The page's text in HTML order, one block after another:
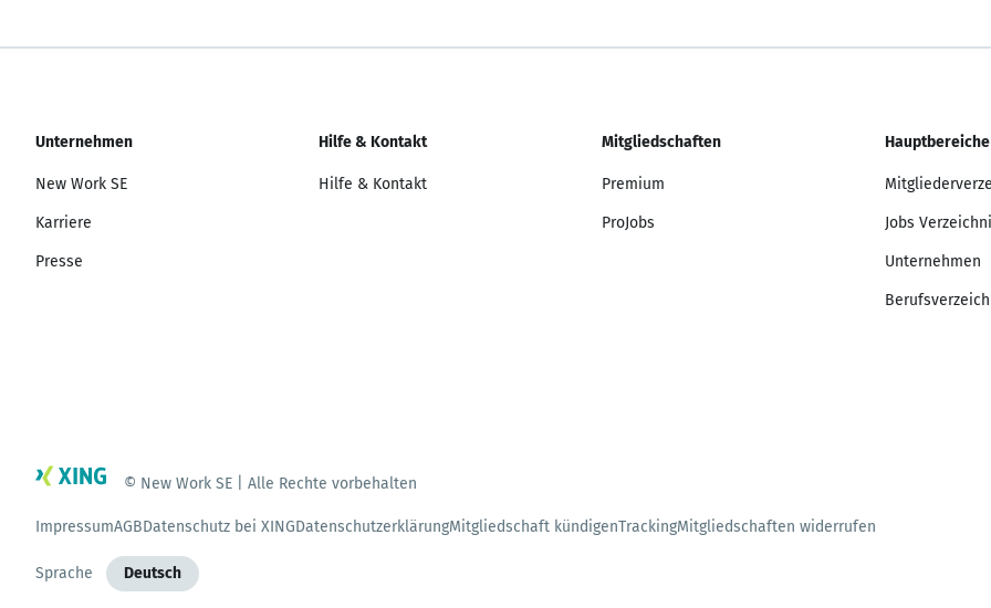
Unternehmen
New Work SE
Karriere
Presse
Hilfe & Kontakt
Hilfe & Kontakt
Mitgliedschaften
Premium
ProJobs
Hauptbereiche
Jobs
Unternehmen
© New Work SE | Alle Rechte vorbehalten
ImpressumAGBDatenschutz bei XINGDatenschutzerklärungMitgliedschaft kündigenTrackingMitgliedschaften widerrufen
Sprache Deutsch